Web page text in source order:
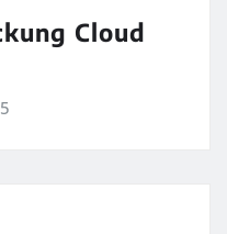
Cloud